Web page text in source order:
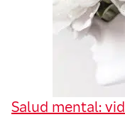
Salud mental: